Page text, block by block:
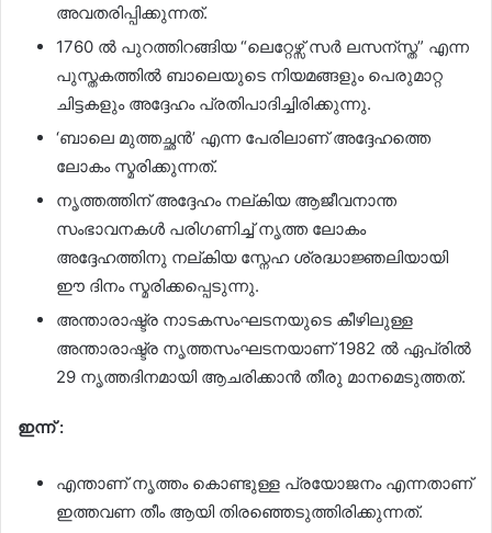
അവതരിപ്പിക്കുന്നത്.
1760 ല്‍ പുറത്തിറങ്ങിയ “ലെറ്റേഴ്സ് സര്‍ ലസന്സ്ത” എന്ന
പുസ്തകത്തില്‍ ബാലെയുടെ നിയമങ്ങളും പെരുമാറ്റ
ചിട്ടകളും അദ്ദേഹം പ്രതിപാദിച്ചിരിക്കുന്നു.
‘ബാലെ മുത്തച്ഛന്‍’ എന്ന പേരിലാണ് അദ്ദേഹത്തെ
ലോകം സ്മരിക്കുന്നത്.
നൃത്തത്തിന് അദ്ദേഹം നല്കിയ ആജീവനാന്ത
സംഭാവനകള്‍ പരിഗണിച്ച്‌ നൃത്ത ലോകം
അദ്ദേഹത്തിനു നല്കിയ സ്നേഹ ശ്രദ്ധാജ്ഞലിയായി
ഈ ദിനം സ്മരിക്കപ്പെടുന്നു.
അന്താരാഷ്ട്ര നാടകസംഘടനയുടെ കീഴിലുള്ള
അന്താരാഷ്ട്ര നൃത്തസംഘടനയാണ് 1982 ല്‍ ഏപ്രില്‍
29 നൃത്തദിനമായി ആചരിക്കാന്‍ തീരു മാനമെടുത്തത്.
ഇന്ന് :
എന്താണ് നൃത്തം കൊണ്ടുള്ള പ്രയോജനം എന്നതാണ്
ഇത്തവണ തീം ആയി തിര‍ഞ്ഞെടുത്തിരിക്കുന്നത്.